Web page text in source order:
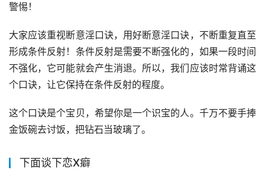
警惕！
大家应该重视断意淫口诀，用好断意淫口诀，不断重复直至
形成条件反射！条件反射是需要不断强化的，如果一段时间
不强化，它可能就会产生消退。所以，我们应该时常背诵这
个口诀，让它保持在条件反射的程度。
这个口诀是个宝贝，希望你是一个识宝的人。千万不要手捧
金饭碗去讨饭，把钻石当玻璃了。
下面谈下恋X癖